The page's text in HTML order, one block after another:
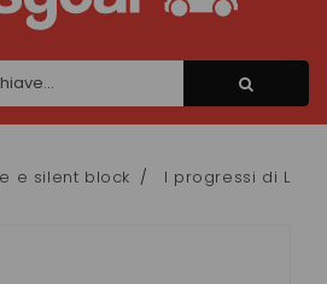
e silent block I progressi di